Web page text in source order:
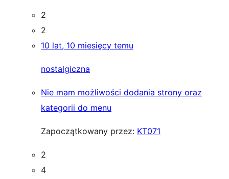
2
2
10 lat, 10 miesięcy temu
nostalgiczna
Nie mam możliwości dodania strony oraz
kategorii do menu
Zapoczątkowany przez: KT071
2
4